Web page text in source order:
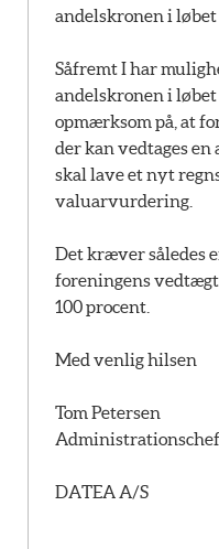
andelskronen i løbet
Såfremt I har
andelskronen i
opmærksom på, at
der kan vedtages
skal lave et nyt
valuarvurdering.
Det kræver således
foreningens vedtægt
100 procent.
Med venlig hilsen
Tom Petersen
Administrationschef
DATEA A/S